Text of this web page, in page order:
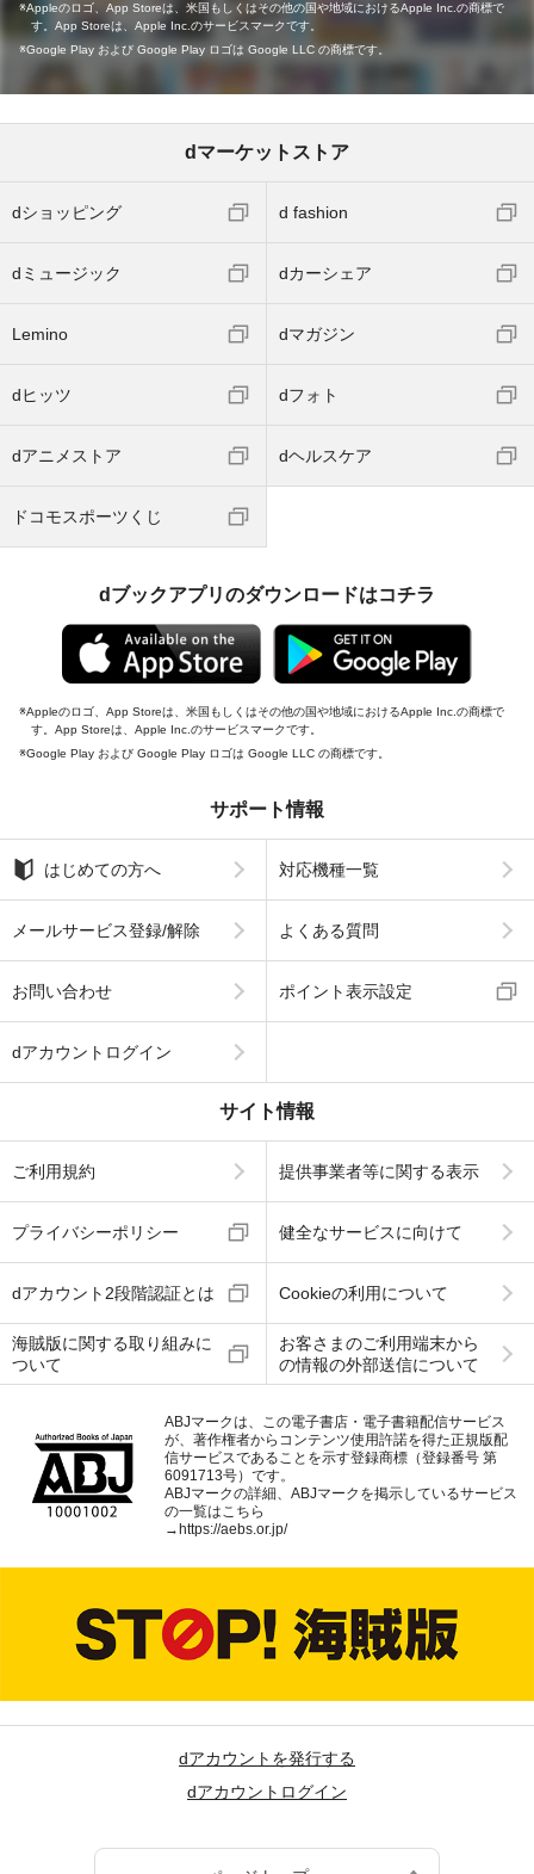
Appleのロゴ、App Storeは、米国もしくはその他の国や地域におけるApple Inc.の商標で
す。App Storeは、Apple Inc.のサービスマークです。
Google Play および Google Play ロゴは Google LLC の商標です。
dマーケットストア
dショッピング d fashion
dミュージック dカーシェア
Lemino dマガジン
dヒッツ dフォト
dアニメストア dヘルスケア
ドコモスポーツくじ
dブックアプリのダウンロードはコチラ
Appleのロゴ、App Storeは、米国もしくはその他の国や地域におけるApple Inc.の商標で
す。App Storeは、Apple Inc.のサービスマークです。
Google Play および Google Play ロゴは Google LLC の商標です。
サポート情報
はじめての方へ 対応機種一覧
メールサービス登録/解除 よくある質問
お問い合わせ ポイント表示設定
dアカウントログイン
サイト情報
ご利用規約 提供事業者等に関する表示
プライバシーポリシー 健全なサービスに向けて
dアカウント2段階認証とは Cookieの利用について
海賊版に関する取り組みに
ついて
お客さまのご利用端末から
の情報の外部送信について
ABJマークは、この電子書店・電子書籍配信サービス
が、著作権者からコンテンツ使用許諾を得た正規版配
信サービスであることを示す登録商標（登録番号 第
6091713号）です。
ABJマークの詳細、ABJマークを掲示しているサービス
の一覧はこちら
→https://aebs.or.jp/
dアカウントを発行する
dアカウントログイン